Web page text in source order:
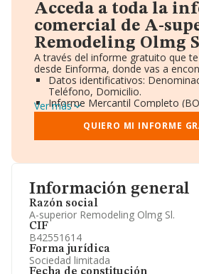
Información general
Razón social
A-superior Remodeling Olmg Sl.
CIF
B42551614
Forma jurídica
Sociedad limitada
Acceda a toda la
comercial de A-
Remodeling Olmg
A través del informe gratuito que
desde Einforma, donde vas a
Datos identificativos:
Teléfono, Domicilio.
Informe Mercantil Completo
Gráficos de Evolución Ventas y
Consejo de Administración y
Directivos y Ejecutivos.
Información oficial y registral
Ver más
QUIERO MI INFORME